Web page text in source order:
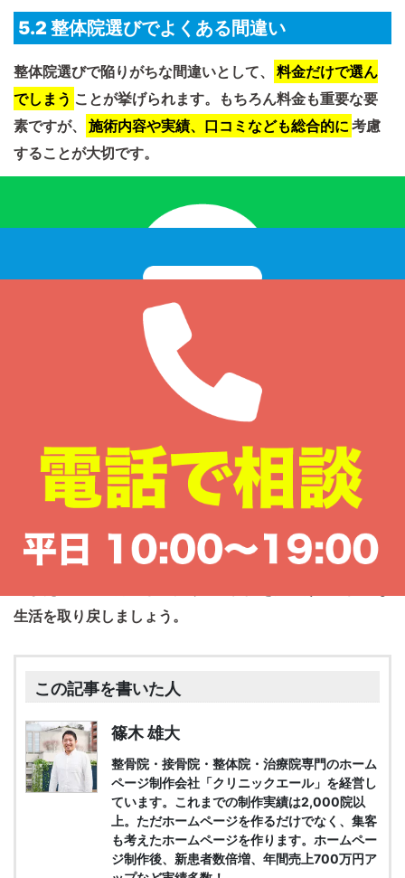
5.2 整体院選びでよくある間違い
整体院選びで陥りがちな間違いとして、
料金だけで選ん
でしまう ことが挙げられます。もちろん料金も重要な要
素ですが、
施術内容や実績、口コミなども総合的に 考慮
することが大切です。
5.2.1 価格だけで判断しない
で判断すると、適切な施術を受けられない可能性がありま
施術内容や技術、経験などを比較検討
症状に合った整体院を選びましょう。
5.2.2 口コミを鵜呑みにしない
は限りません 。複数の口コミサイトを確認 したり、実際
に整体院に問い合わせて
みたりすることで、より正確な
情報を得ることができます。
ご紹介したおすすめ整体院を参考に、これらのポイントを
生活を取り戻しましょう。
この記事を書いた人
篠木 雄大
整骨院・接骨院・整体院・治療院専門のホーム
ページ制作会社「クリニックエール」を経営し
ています。これまでの制作実績は2,000院以
上。ただホームページを作るだけでなく、集客
も考えたホームページを作ります。ホームペー
ジ制作後、新患者数倍増、年間売上700万円ア